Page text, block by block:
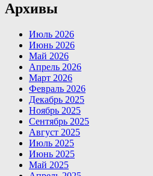
Архивы
Июль 2026
Июнь 2026
Май 2026
Апрель 2026
Март 2026
Февраль 2026
Декабрь 2025
Ноябрь 2025
Сентябрь 2025
Август 2025
Июль 2025
Июнь 2025
Май 2025